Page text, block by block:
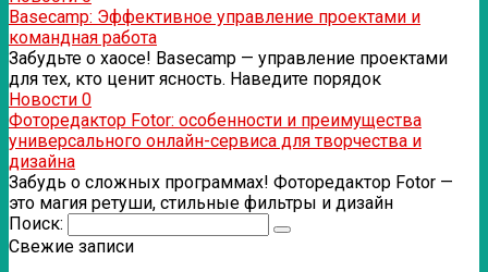
Basecamp: Эффективное управление проектами и
командная работа
Забудьте о хаосе! Basecamp — управление проектами
для тех, кто ценит ясность. Наведите порядок
Новости 0
Фоторедактор Fotor: особенности и преимущества
универсального онлайн-сервиса для творчества и
дизайна
Забудь о сложных программах! Фоторедактор Fotor —
это магия ретуши, стильные фильтры и дизайн
Поиск:
Свежие записи